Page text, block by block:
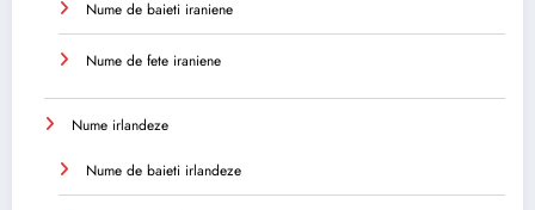
Nume de baieti iraniene
Nume de fete iraniene
Nume irlandeze
Nume de baieti irlandeze